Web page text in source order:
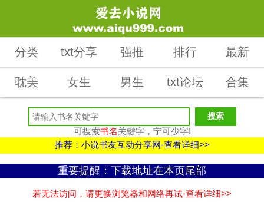
分类 txt分享 强推 排行 最新
耽美 女生 男生 txt论坛 合集
可搜索书名关键字，宁可少字!
推荐：小说书友互动分享网-查看详细>>
重要提醒：下载地址在本页尾部
若无法访问，请更换浏览器和网络再试-查看详细>>